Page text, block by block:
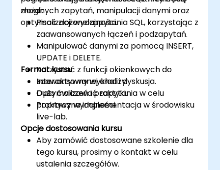
złożonych zapytań, manipulacji danymi oraz
optymalizacji wydajności.
mogli:
Pisać złożone zapytania SQL, korzystając z
zaawansowanych łączeń i podzapytań.
Manipulować danymi za pomocą INSERT,
UPDATE i DELETE.
Korzystać z funkcji okienkowych do
zaawansowanej analizy.
Optymalizować zapytania w celu
poprawy wydajności.
Format kursu
Interaktywny wykład i dyskusja.
Dużo ćwiczeń i praktyki.
Praktyczna implementacja w środowisku
live-lab.
Opcje dostosowania kursu
Aby zamówić dostosowane szkolenie dla
tego kursu, prosimy o kontakt w celu
ustalenia szczegółów.